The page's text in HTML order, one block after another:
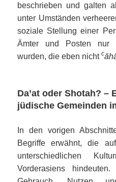
beschrieben und galten
unter Umständen
soziale Stellung einer
Ämter und Posten nur
wurden, die eben nichtc
Da’at oder Shotah? –
jüdische Gemeinden
In den vorigen
Begriffe erwähnt, die
unterschiedlichen
Vorderasiens